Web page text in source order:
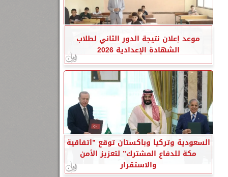
موعد إعلان نتيجة الدور الثاني لطلاب
الشهادة الإعدادية 2026
السعودية وتركيا وباكستان توقع ”اتفاقية
مكة للدفاع المشترك” لتعزيز الأمن
والاستقرار